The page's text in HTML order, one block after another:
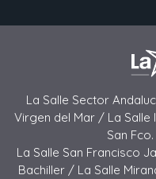
La Salle Sector
Virgen del Mar / La
San
La Salle San Francisco
Bachiller / La Salle